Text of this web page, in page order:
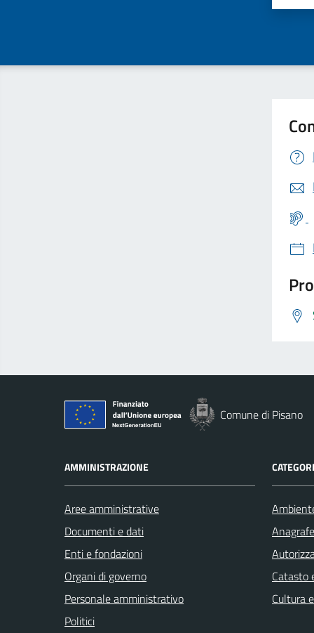
Comune di Pisano
AMMINISTRAZIONE
Aree amministrative
Documenti e dati
Enti e fondazioni
Organi di governo
Personale amministrativo
Politici
Catasto
Cultura